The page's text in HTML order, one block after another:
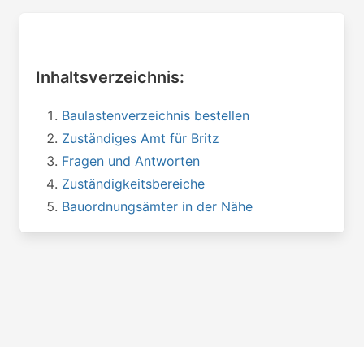
Inhaltsverzeichnis:
Baulastenverzeichnis bestellen
Zuständiges Amt für Britz
Fragen und Antworten
Zuständigkeitsbereiche
Bauordnungsämter in der Nähe